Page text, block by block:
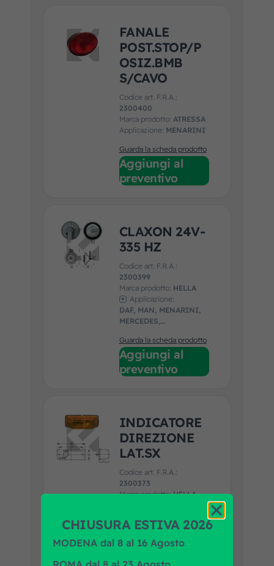
FANALE
POST.STOP/P
OSIZ.BMB
S/CAVO
Codice art. F.R.A.:
2300400
Marca prodotto: ATRESSA
Applicazione: MENARINI
Guarda la scheda prodotto
Aggiungi al
preventivo
CLAXON 24V-
335 HZ
Codice art. F.R.A.:
2300399
Marca prodotto: HELLA
Applicazione:
DAF, MAN, MENARINI,
MERCEDES,
HOOL, VDL, VOLVO
Guarda la scheda prodotto
Aggiungi al
preventivo
INDICATORE
DIREZIONE
LAT.SX
Codice art. F.R.A.:
2300373
Marca prodotto:HELLA
MENARINI, MERCEDES,
NEOPLAN, SCANIA,
SETRA, SOLARIS,
TEMSA, VAN HOOL, VDL,
Guarda la scheda prodotto
Aggiungi al
CHIUSURA ESTIVA 2026
MODENA dal 8 al 16 Agosto